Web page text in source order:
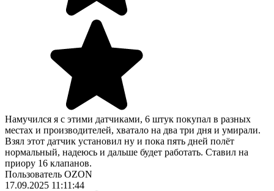
Намучился я с этими датчиками, 6 штук покупал в разных
местах и производителей, хватало на два три дня и умирали.
Взял этот датчик установил ну и пока пять дней полёт
нормальный, надеюсь и дальше будет работать. Ставил на
приору 16 клапанов.
Пользователь OZON
17.09.2025 11:11:44